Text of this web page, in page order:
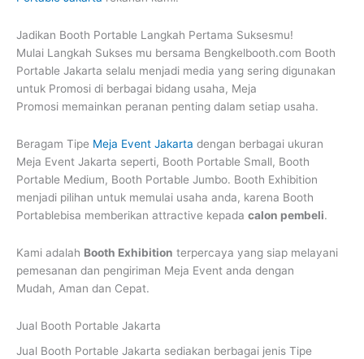
Jadikan Booth Portable Langkah Pertama Suksesmu!
Mulai Langkah Sukses mu bersama Bengkelbooth.com Booth
Portable Jakarta selalu menjadi media yang sering digunakan
untuk Promosi di berbagai bidang usaha, Meja
Promosi memainkan peranan penting dalam setiap usaha.
Beragam Tipe Meja Event Jakarta dengan berbagai ukuran
Meja Event Jakarta seperti, Booth Portable Small, Booth
Portable Medium, Booth Portable Jumbo. Booth Exhibition
menjadi pilihan untuk memulai usaha anda, karena Booth
Portablebisa memberikan attractive kepada calon pembeli.
Kami adalah Booth Exhibition terpercaya yang siap melayani
pemesanan dan pengiriman Meja Event anda dengan
Mudah, Aman dan Cepat.
Jual Booth Portable Jakarta
Jual Booth Portable Jakarta sediakan berbagai jenis Tipe